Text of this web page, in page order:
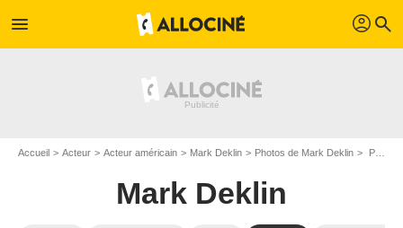
menu profil search
Accueil Acteur Acteur américain Mark Deklin Photos de Mark Deklin Photo Mark Deklin
Mark Deklin